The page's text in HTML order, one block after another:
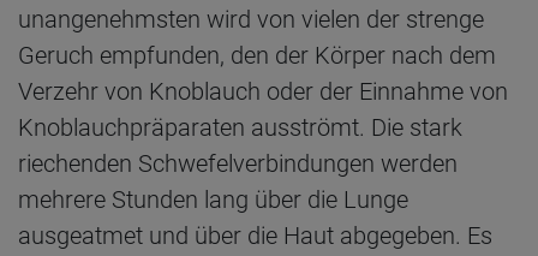
unangenehmsten wird von vielen der strenge
Geruch empfunden, den der Körper nach dem
Verzehr von Knoblauch oder der Einnahme von
Knoblauchpräparaten ausströmt. Die stark
riechenden Schwefelverbindungen werden
mehrere Stunden lang über die Lunge
ausgeatmet und über die Haut abgegeben. Es